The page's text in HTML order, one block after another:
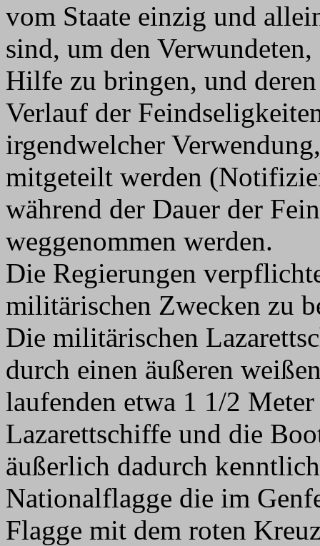
vom Staate einzig und
sind, um den
Hilfe zu bringen, und
Verlauf der
irgendwelcher
mitgeteilt werden
während der Dauer der
weggenommen werden.
Die Regierungen
militärischen Zwecken zu
Die militärischen
durch einen äußeren
laufenden etwa 1 1/2
Lazarettschiffe und die
äußerlich dadurch
Nationalflagge die im
Flagge mit dem roten